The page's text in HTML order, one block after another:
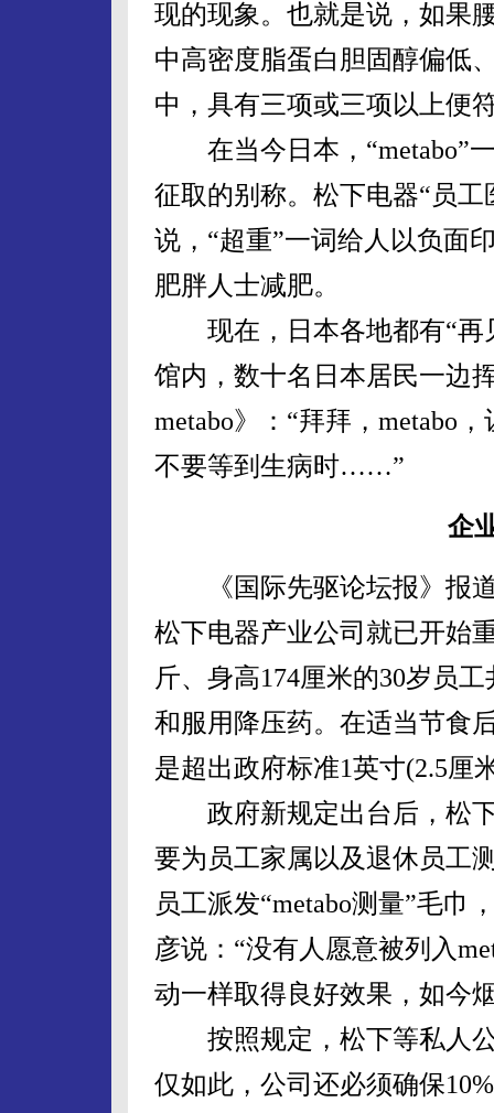
现的现象。也就是说，如果
中高密度脂蛋白胆固醇偏低
中，具有三项或三项以上便
在当今日本，“metabo”
征取的别称。松下电器“员
说，“超重”一词给人以负面
肥胖人士减肥。
现在，日本各地都有“再
馆内，数十名日本居民一边
metabo》：“拜拜，metabo
不要等到生病时……”
企
《国际先驱论坛报》报道
松下电器产业公司就已开始
斤、身高174厘米的30岁员
和服用降压药。在适当节食
是超出政府标准1英寸(2.5厘
政府新规定出台后，松下
要为员工家属以及退休员工
员工派发“metabo测量”毛巾
彦说：“没有人愿意被列入
动一样取得良好效果，如今
按照规定，松下等私人公
仅如此，公司还必须确保